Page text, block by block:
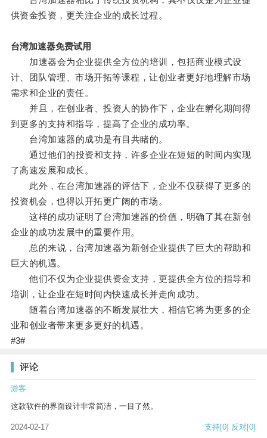
供资金投资，更关注企业的成长过程。
台湾加速器免费试用
加速器会为企业提供全方位的培训，包括商业模式设
计、团队管理、市场开拓等课程，让创业者更好地理解市场
需求和企业的责任。
并且，在创业者、投资人的协作下，企业在孵化期间得
到更多的支持和指导，提高了企业的成功率。
台湾加速器的成功是有目共睹的。
通过他们的投资和支持，许多企业在短短的时间内实现
了高速发展和成长。
此外，在台湾加速器的评估下，企业不仅获得了更多的
投资机会，也得以开拓更广阔的市场。
这样的成功证明了台湾加速器的价值，明确了其在新创
企业的成功发展中的重要作用。
总的来说，台湾加速器为新创企业提供了巨大的帮助和
巨大的机遇。
他们不仅为企业提供资金支持，更提供全方位的指导和
培训，让企业在短时间内快速成长并走向成功。
随着台湾加速器的不断发展壮大，相信它将为更多的企
业和创业者带来更多更好的机遇。
#3#
评论
游客
这款软件的界面设计非常简洁，一目了然。
2024-02-17 支持[0] 反对[0]